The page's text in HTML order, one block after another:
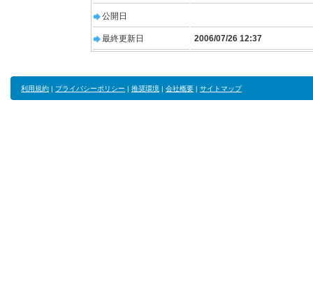
公開日
最終更新日 2006/07/26 12:37
利用規約 | プライバシーポリシー | 推奨環境 | 会社概要 | サイトマップ